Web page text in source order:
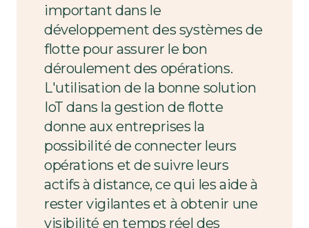
important dans le
développement des systèmes de
flotte pour assurer le bon
déroulement des opérations.
L'utilisation de la bonne solution
IoT dans la gestion de flotte
donne aux entreprises la
possibilité de connecter leurs
opérations et de suivre leurs
actifs à distance, ce qui les aide à
rester vigilantes et à obtenir une
visibilité en temps réel des